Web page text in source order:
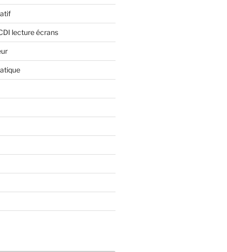
lecture écrans